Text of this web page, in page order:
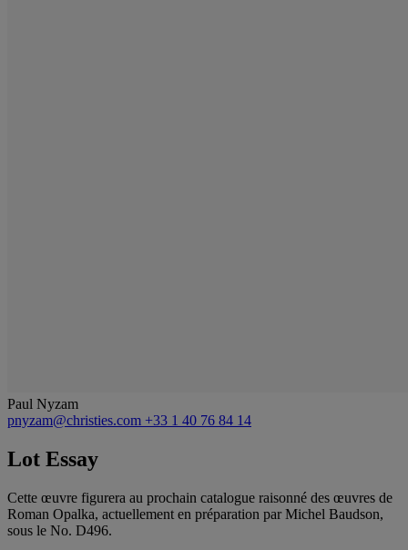
Paul Nyzam
pnyzam@christies.com +33 1 40 76 84 14
Lot Essay
Cette œuvre figurera au prochain catalogue raisonné des œuvres de
Roman Opalka, actuellement en préparation par Michel Baudson,
sous le No. D496.